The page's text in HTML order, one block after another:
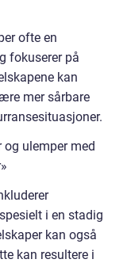
ofte en
fokuserer på
kan
mer sårbare
ulemper med
i en stadig
kan også
kan resultere i